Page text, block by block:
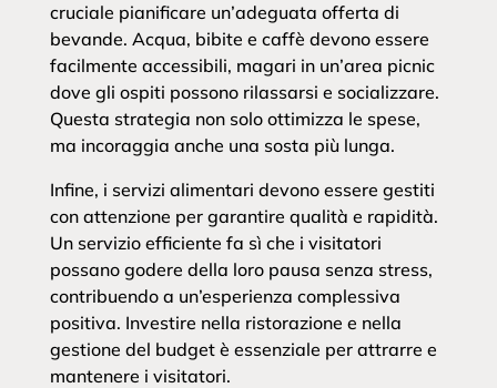
cruciale pianificare un’adeguata offerta di
bevande. Acqua, bibite e caffè devono essere
facilmente accessibili, magari in un’area picnic
dove gli ospiti possono rilassarsi e socializzare.
Questa strategia non solo ottimizza le spese,
ma incoraggia anche una sosta più lunga.
Infine, i servizi alimentari devono essere gestiti
con attenzione per garantire qualità e rapidità.
Un servizio efficiente fa sì che i visitatori
possano godere della loro pausa senza stress,
contribuendo a un’esperienza complessiva
positiva. Investire nella ristorazione e nella
gestione del budget è essenziale per attrarre e
mantenere i visitatori.